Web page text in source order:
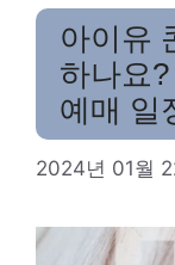
아이유
하나요
예매 일
2024년 01월